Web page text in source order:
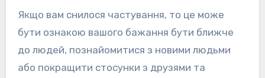
Якщо вам снилося частування, то це може
бути ознакою вашого бажання бути ближче
до людей, познайомитися з новими людьми
або покращити стосунки з друзями та